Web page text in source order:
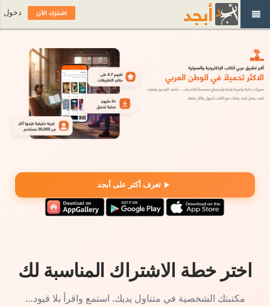
تعرف أكثر على أبجد
اختر خطة الاشتراك المناسبة لك
مكتبتك الشخصية في متناول يديك. استمع واقرأ بلا قيود…
اشترك الآن دخول